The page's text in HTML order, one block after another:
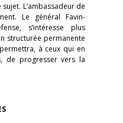
L’ambassadeur de
Le général Favin-
s’intéresse plus
structurée permanente
à ceux qui en
de progresser vers la